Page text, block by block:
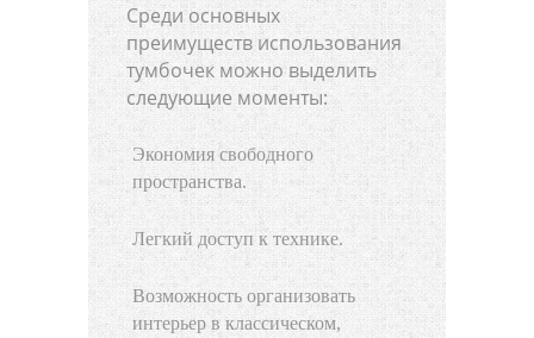
Среди основных
преимуществ использования
тумбочек можно выделить
следующие моменты:
Экономия свободного
пространства.
Легкий доступ к технике.
Возможность организовать
интерьер в классическом,